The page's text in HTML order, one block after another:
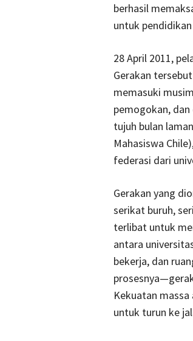
berhasil
untuk
28 April 2011,
Gerakan
memasuki
pemogokan,
tujuh bulan
Mahasiswa
federasi dari
Gerakan yang
serikat buruh,
terlibat untuk
antara
bekerja, dan
Kekuatan
untuk turun ke